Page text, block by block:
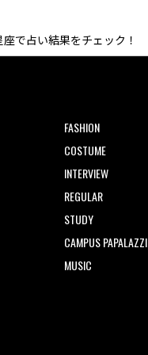
で占い結果をチェック！
FASHION
COSTUME
INTERVIEW
REGULAR
STUDY
CAMPUS PAPALAZZI
MUSIC